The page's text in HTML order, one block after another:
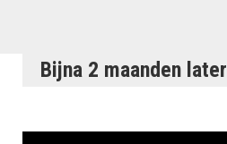
Bijna 2 maanden later